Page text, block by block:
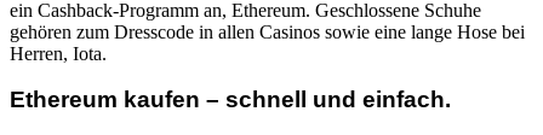
ein Cashback-Programm an, Ethereum. Geschlossene Schuhe
gehören zum Dresscode in allen Casinos sowie eine lange Hose bei
Herren, Iota.
Ethereum kaufen – schnell und einfach.